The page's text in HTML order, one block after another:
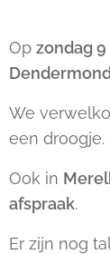
Op zondag
We
een droogje.
Ook in
afspraak.
Er zijn nog